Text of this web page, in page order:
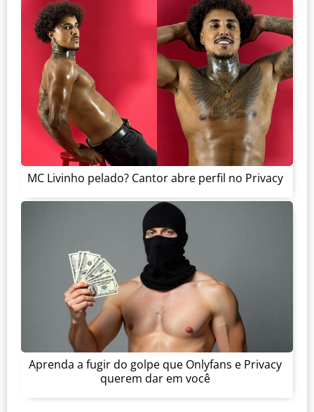
MC Livinho pelado? Cantor abre perfil no Privacy
Aprenda a fugir do golpe que Onlyfans e Privacy
querem dar em você